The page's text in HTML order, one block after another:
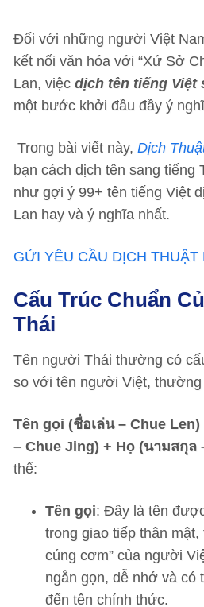
Đối với những người Việt
kết nối văn hóa với “Xứ Sở
Lan, việc dịch tên tiếng Việt
một bước khởi đầu đầy ý
Trong bài viết này, Dịch
bạn cách dịch tên sang tiếng
như gợi ý 99+ tên tiếng Việt
Lan hay và ý nghĩa nhất.
GỬI YÊU CẦU DỊCH THUẬT
Cấu Trúc Chuẩn
Thái
Tên người Thái thường có
so với tên người Việt, thường
Tên gọi (ชื่อเล่น – Chue
– Chue Jing) + Họ (นามสกุล
thể:
Tên gọi: Đây là tên
trong giao tiếp thân
cúng cơm” của người
ngắn gọn, dễ nhớ và có
đến tên chính thức.